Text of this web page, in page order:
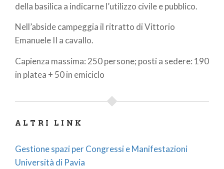
della basilica a indicarne l’utilizzo civile e pubblico.
Nell’abside campeggia il ritratto di Vittorio
Emanuele II a cavallo.
Capienza massima: 250 persone; posti a sedere: 190
in platea + 50 in emiciclo
ALTRI LINK
Gestione spazi per Congressi e Manifestazioni
Università di Pavia